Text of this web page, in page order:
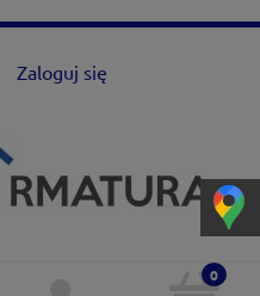
Zaloguj się